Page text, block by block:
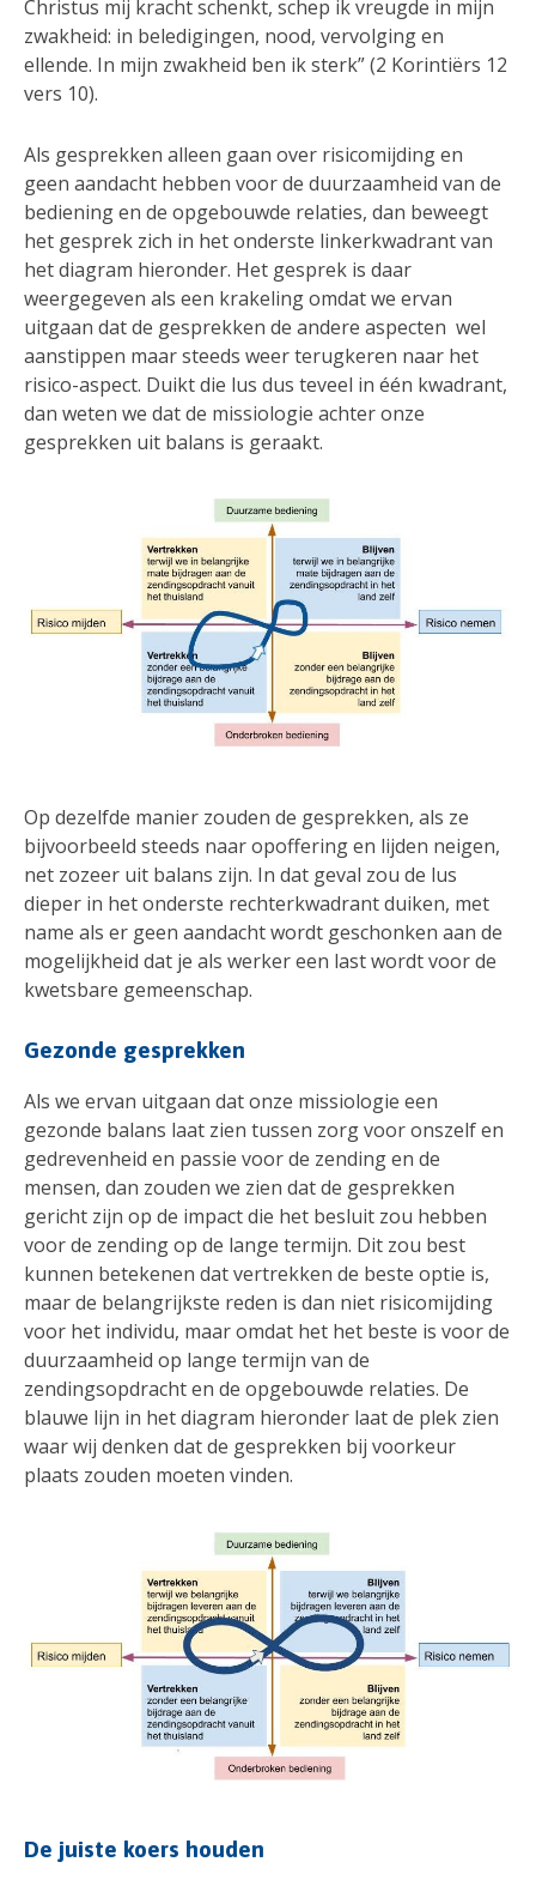
Christus mij kracht schenkt, schep ik vreugde in mijn
zwakheid: in beledigingen, nood, vervolging en
ellende. In mijn zwakheid ben ik sterk” (2 Korintiërs 12
vers 10).
Als gesprekken alleen gaan over risicomijding en
geen aandacht hebben voor de duurzaamheid van de
bediening en de opgebouwde relaties, dan beweegt
het gesprek zich in het onderste linkerkwadrant van
het diagram hieronder. Het gesprek is daar
weergegeven als een krakeling omdat we ervan
uitgaan dat de gesprekken de andere aspecten wel
aanstippen maar steeds weer terugkeren naar het
risico-aspect. Duikt die lus dus teveel in één kwadrant,
dan weten we dat de missiologie achter onze
gesprekken uit balans is geraakt.
Op dezelfde manier zouden de gesprekken, als ze
bijvoorbeeld steeds naar opoffering en lijden neigen,
net zozeer uit balans zijn. In dat geval zou de lus
dieper in het onderste rechterkwadrant duiken, met
name als er geen aandacht wordt geschonken aan de
mogelijkheid dat je als werker een last wordt voor de
kwetsbare gemeenschap.
Gezonde gesprekken
Als we ervan uitgaan dat onze missiologie een
gezonde balans laat zien tussen zorg voor onszelf en
gedrevenheid en passie voor de zending en de
mensen, dan zouden we zien dat de gesprekken
gericht zijn op de impact die het besluit zou hebben
voor de zending op de lange termijn. Dit zou best
kunnen betekenen dat vertrekken de beste optie is,
maar de belangrijkste reden is dan niet risicomijding
voor het individu, maar omdat het het beste is voor de
duurzaamheid op lange termijn van de
zendingsopdracht en de opgebouwde relaties. De
blauwe lijn in het diagram hieronder laat de plek zien
waar wij denken dat de gesprekken bij voorkeur
plaats zouden moeten vinden.
De juiste koers houden